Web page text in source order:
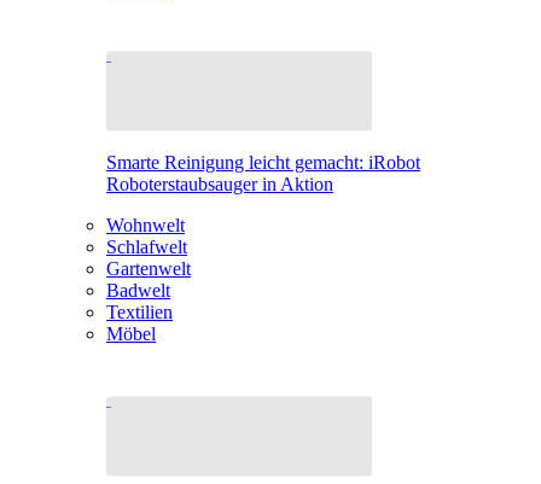
Smarte Reinigung leicht gemacht: iRobot
Roboterstaubsauger in Aktion
Wohnwelt
Schlafwelt
Gartenwelt
Badwelt
Textilien
Möbel